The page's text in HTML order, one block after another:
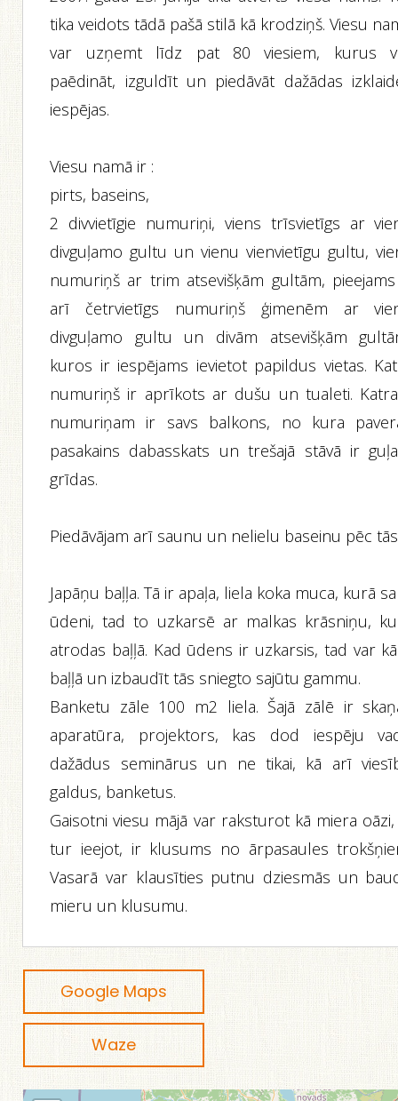
tika veidots tādā pašā stilā kā krodziņš. Viesu
var uzņemt līdz pat 80 viesiem, kurus
paēdināt, izguldīt un piedāvāt dažādas
iespējas.
Viesu namā ir :
pirts, baseins,
2 divvietīgie numuriņi, viens trīsvietīgs ar
divguļamo gultu un vienu vienvietīgu gultu,
numuriņš ar trim atsevišķām gultām,
arī četrvietīgs numuriņš ģimenēm ar
divguļamo gultu un divām atsevišķām
kuros ir iespējams ievietot papildus vietas.
numuriņš ir aprīkots ar dušu un tualeti.
numuriņam ir savs balkons, no kura
pasakains dabasskats un trešajā stāvā ir
grīdas.
Piedāvājam arī saunu un nelielu baseinu pēc
Japāņu baļļa. Tā ir apaļa, liela koka muca, kurā
ūdeni, tad to uzkarsē ar malkas krāsniņu,
atrodas baļļā. Kad ūdens ir uzkarsis, tad var
baļļā un izbaudīt tās sniegto sajūtu gammu.
Banketu zāle 100 m2 liela. Šajā zālē ir
aparatūra, projektors, kas dod iespēju
dažādus seminārus un ne tikai, kā arī
galdus, banketus.
Gaisotni viesu mājā var raksturot kā miera
tur ieejot, ir klusums no ārpasaules
Vasarā var klausīties putnu dziesmās un
mieru un klusumu.
Google Maps
Waze